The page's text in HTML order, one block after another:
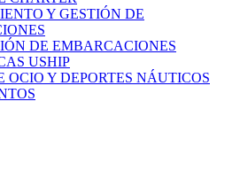
Y GESTIÓN DE
DE EMBARCACIONES
USHIP
OCIO Y DEPORTES NÁUTICOS